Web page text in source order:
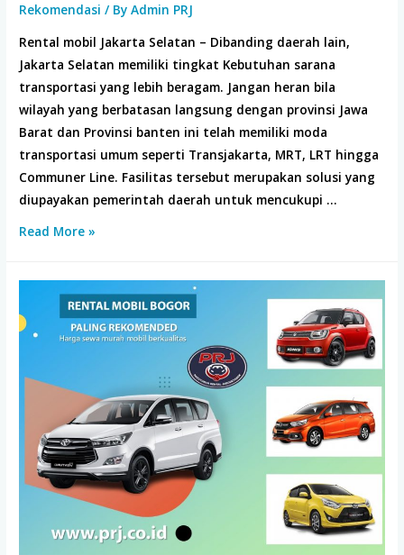
Rekomendasi / ByAdmin PRJ
Rental mobil Jakarta Selatan – Dibanding daerah lain,
Jakarta Selatan memiliki tingkat Kebutuhan sarana
transportasi yang lebih beragam. Jangan heran bila
wilayah yang berbatasan langsung dengan provinsi Jawa
Barat dan Provinsi banten ini telah memiliki moda
transportasi umum seperti Transjakarta, MRT, LRT hingga
Communer Line. Fasilitas tersebut merupakan solusi yang
diupayakan pemerintah daerah untuk mencukupi …
10
Jakarta
Selatan
Terbaik
Read More »